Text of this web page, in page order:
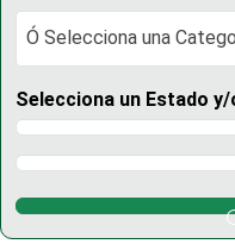
Ó Selecciona una Categoría
Ó Selecciona una
Selecciona un Estado
Selecciona un Estado
Selecciona un Municipio